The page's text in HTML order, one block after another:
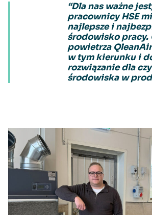
“Dla nas ważne
pracownicy HSE
najlepsze i
środowisko pracy.
powietrza
w tym kierunku i
rozwiązanie dla
środowiska w